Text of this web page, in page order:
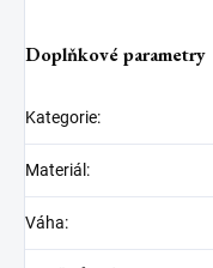
Doplňkové parametry
Kategorie:
Materiál :
Váha: